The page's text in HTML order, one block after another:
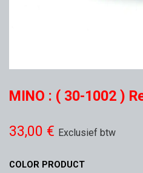
MINO : ( 30-1002 )
33,00 € Exclusief btw
COLOR PRODUCT